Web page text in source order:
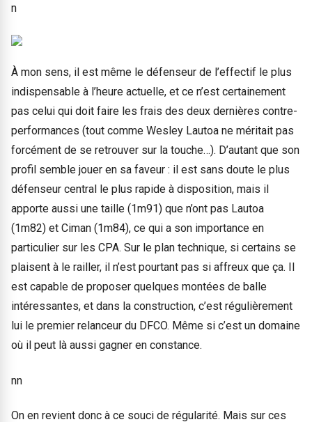
n
À mon sens, il est même le défenseur de l’effectif le plus
indispensable à l’heure actuelle, et ce n’est certainement
pas celui qui doit faire les frais des deux dernières contre-
performances (tout comme Wesley Lautoa ne méritait pas
forcément de se retrouver sur la touche…). D’autant que son
profil semble jouer en sa faveur : il est sans doute le plus
défenseur central le plus rapide à disposition, mais il
apporte aussi une taille (1m91) que n’ont pas Lautoa
(1m82) et Ciman (1m84), ce qui a son importance en
particulier sur les CPA. Sur le plan technique, si certains se
plaisent à le railler, il n’est pourtant pas si affreux que ça. Il
est capable de proposer quelques montées de balle
intéressantes, et dans la construction, c’est régulièrement
lui le premier relanceur du DFCO. Même si c’est un domaine
où il peut là aussi gagner en constance.
nn
On en revient donc à ce souci de régularité. Mais sur ces